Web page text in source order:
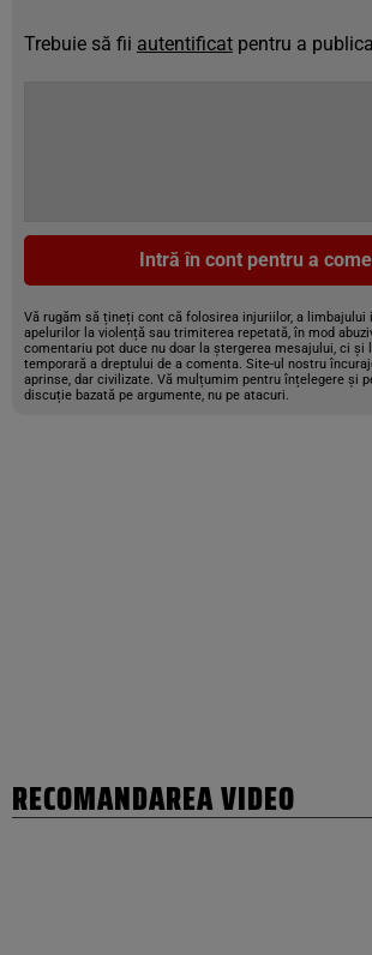
Trebuie să fii autentificat pentru a
Intră în cont pentru a
Vă rugăm să țineți cont că folosirea injuriilor, a limbajului
apelurilor la violență sau trimiterea repetată, în mod
comentariu pot duce nu doar la ștergerea mesajului, ci și
temporară a dreptului de a comenta. Site-ul nostru
aprinse, dar civilizate. Vă mulțumim pentru înțelegere și
discuție bazată pe argumente, nu pe atacuri.
RECOMANDAREA VIDEO